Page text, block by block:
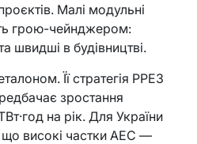
Малі модульні
грою-чейнджером:
швидші в будівництві.
Її стратегія PPE3
зростання
на рік. Для України
високі частки АЕС —